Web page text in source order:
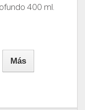
400 ml.
Más